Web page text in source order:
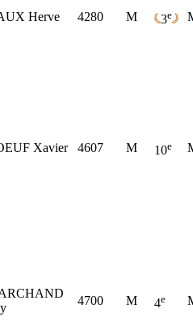
Herve 4280 M 3e
Xavier 4607 M 10e
4700 M 4e